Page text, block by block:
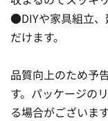
●DIYや家具組立、
だけます。
品質向上のため予
す。パッケージの
る場合がございま